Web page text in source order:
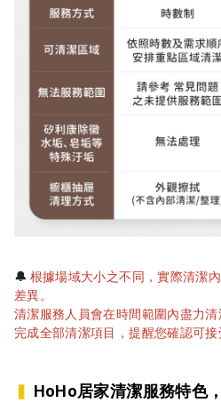
🔔 根據場域大小之不同，實際清潔
差異。
清潔服務人員會在時間範圍內盡力
完成全部清潔項目，提醒您確認可接
HoHo居家清潔服務特色